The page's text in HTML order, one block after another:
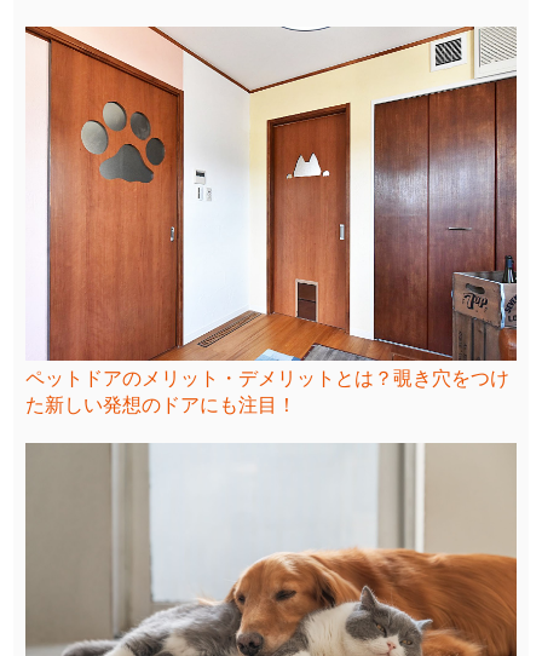
ペットドアのメリット・デメリットとは？覗き穴をつけ
た新しい発想のドアにも注目！